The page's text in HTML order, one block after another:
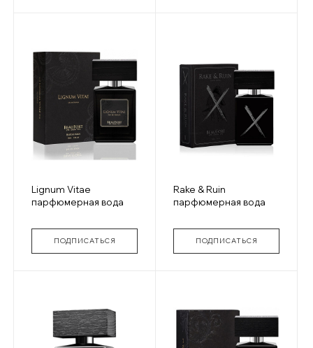
Lignum Vitae
парфюмерная вода
ПОДПИСАТЬСЯ
Rake & Ruin
парфюмерная вода
ПОДПИСАТЬСЯ